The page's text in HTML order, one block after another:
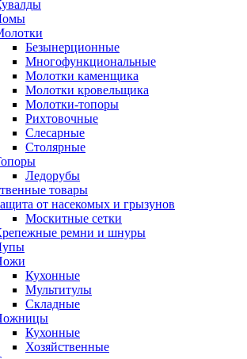
Безынерционные
Многофункциональные
Молотки каменщика
Молотки кровельщика
Молотки-топоры
Рихтовочные
Слесарные
Столярные
Ледорубы
товары
от насекомых и грызунов
Москитные сетки
ремни и шнуры
Кухонные
Мультитулы
Складные
Кухонные
Хозяйственные